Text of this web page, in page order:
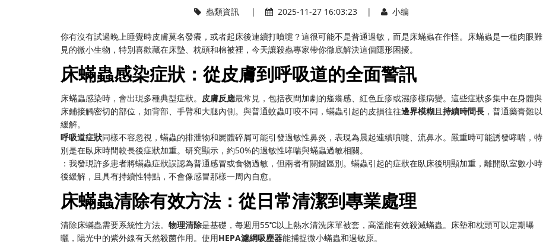
蟲類資訊 | 2025-11-27 16:03:23 | 小编
你有沒有試過晚上睡覺時皮膚莫名發癢，或者起床後連續打噴嚏？這很可能不是普通過敏，而是床蟎蟲在作怪。床蟎蟲是一種肉眼難
見的微小生物，特別喜歡藏在床墊、枕頭和棉被裡，今天讓殺蟲專家帶你徹底解決這個隱形困擾。
床蟎蟲感染症狀：從皮膚到呼吸道的全面警訊
床蟎蟲感染時，會出現多種典型症狀。 皮膚反應最常見，包括夜間加劇的瘙癢感、紅色丘疹或濕疹樣病變。這些症狀多集中在身體與
床鋪接觸密切的部位，如背部、手臂和大腿內側。與普通蚊蟲叮咬不同，蟎蟲引起的皮損往往邊界模糊且持續時間長 ，普通藥膏難以
緩解。
呼吸道症狀同樣不容忽視，蟎蟲的排泄物和屍體碎屑可能引發過敏性鼻炎，表現為晨起連續噴嚏、流鼻水。嚴重時可能誘發哮喘，特
別是在臥床時間較長後症狀加重。研究顯示，約50%的過敏性哮喘與蟎蟲過敏相關。
：我發現許多患者將蟎蟲症狀誤認為普通感冒或食物過敏，但兩者有關鍵區別。蟎蟲引起的症狀在臥床後明顯加重，離開臥室數小時
後緩解，且具有持續性特點，不會像感冒那樣一周內自愈。
床蟎蟲清除有效方法：從日常清潔到專業處理
清除床蟎蟲需要系統性方法。 物理清除是基礎，每週用55℃以上熱水清洗床單被套，高溫能有效殺滅蟎蟲。床墊和枕頭可以定期曝
曬，陽光中的紫外線有天然殺菌作用。使用HEPA濾網吸塵器能捕捉微小蟎蟲和過敏原。